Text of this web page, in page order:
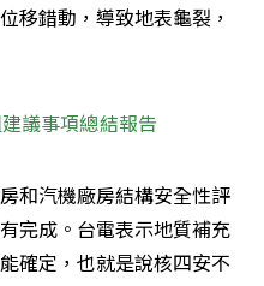
移錯動，導致地表龜裂，
議事項總結報告
和汽機廠房結構安全性評
完成。台電表示地質補充
確定，也就是說核四安不